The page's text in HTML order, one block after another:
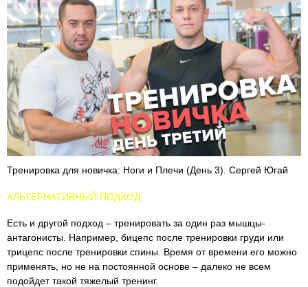
Тренировка для новичка: Ноги и Плечи (День 3). Сергей Югай
АЛЬТЕРНАТИВНЫЙ ПОДХОД
Есть и другой подход – тренировать за один раз мышцы-
антагонисты. Например, бицепс после тренировки груди или
трицепс после тренировки спины. Время от времени его можно
применять, но не на постоянной основе – далеко не всем
подойдет такой тяжелый тренинг.